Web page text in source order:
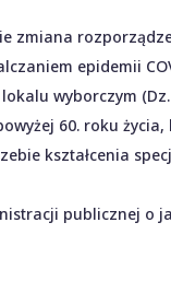
zmiana
epidemii
wyborczym
60. roku
kształcenia
publicznej o